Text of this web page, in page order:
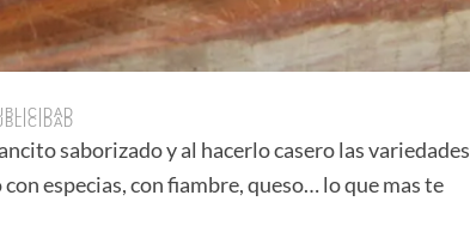
saborizado y al hacerlo casero las variedades
especias, con fiambre, queso… lo que mas te